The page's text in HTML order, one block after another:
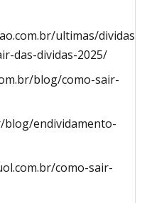
ultimas/dividas-
das-dividas-2025/
blog/como-sair-
blog/endividamento-
como-sair-